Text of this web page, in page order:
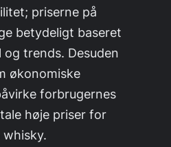
priserne på
betydeligt baseret
trends. Desuden
økonomiske
forbrugernes
høje priser for
whisky.